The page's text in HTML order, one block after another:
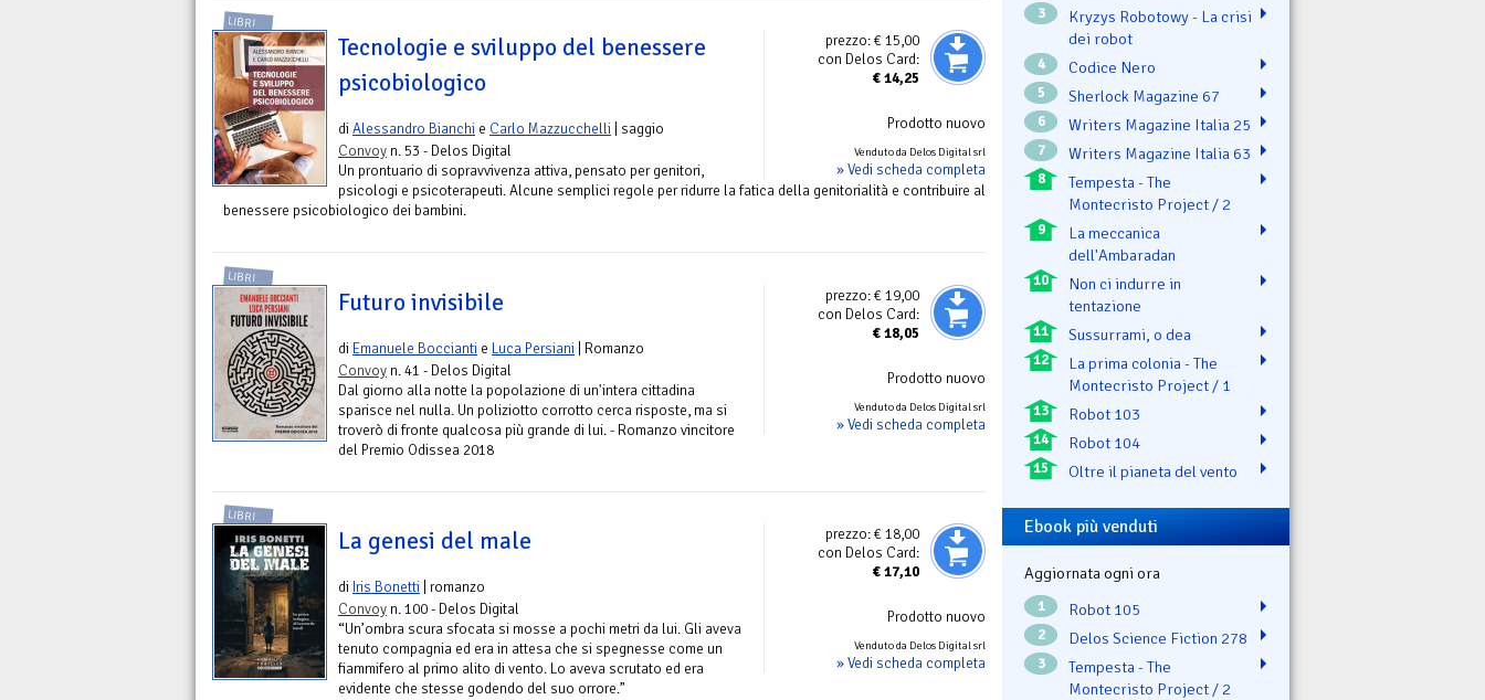
prezzo:€ 15,00
con Delos Card:
€14,25
Prodotto nuovo
Venduto da Delos Digital srl
» Vedi scheda completa
LIBRI
Tecnologie e sviluppo del benessere
psicobiologico
diAlessandro Bianchi e Carlo Mazzucchelli | saggio
Convoy n. 53 - Delos Digital
Un prontuario di sopravvivenza attiva, pensato per genitori,
psicologi e psicoterapeuti. Alcune semplici regole per ridurre la fatica della genitorialità e contribuire al
benessere psicobiologico dei bambini.
prezzo:€ 19,00
con Delos Card:
€18,05
Prodotto nuovo
Venduto da Delos Digital srl
» Vedi scheda completa
LIBRI
Futuro invisibile
di Emanuele Boccianti e Luca Persiani | Romanzo
Convoy n. 41 - Delos Digital
Dal giorno alla notte la popolazione di un'intera cittadina
sparisce nel nulla. Un poliziotto corrotto cerca risposte, ma si
troverò di fronte qualcosa più grande di lui. - Romanzo vincitore
del Premio Odissea 2018
prezzo:€ 18,00
con Delos Card:
€17,10
Prodotto nuovo
Venduto da Delos Digital srl
» Vedi scheda completa
LIBRI
La genesi del male
di Iris Bonetti | romanzo
Convoy n. 100 - Delos Digital
“Un’ombra scura sfocata si mosse a pochi metri da lui. Gli aveva
tenuto compagnia ed era in attesa che si spegnesse come un
fiammifero al primo alito di vento. Lo aveva scrutato ed era
evidente che stesse godendo del suo orrore.”
3
Kryzys Robotowy - La crisi
dei robot
4 Codice Nero
5 Sherlock Magazine 67
6 Writers Magazine Italia 25
7 Writers Magazine Italia 63
8
Tempesta - The
Montecristo Project / 2
9
La meccanica
dell'Ambaradan
10
Non ci indurre in
tentazione
11 Sussurrami, o dea
12
La prima colonia - The
Montecristo Project / 1
13 Robot 103
14 Robot 104
15 Oltre il pianeta del vento
Ebook più venduti
Aggiornata ogni ora
1 Robot 105
2 Delos Science Fiction 278
3
Tempesta - The
Montecristo Project / 2